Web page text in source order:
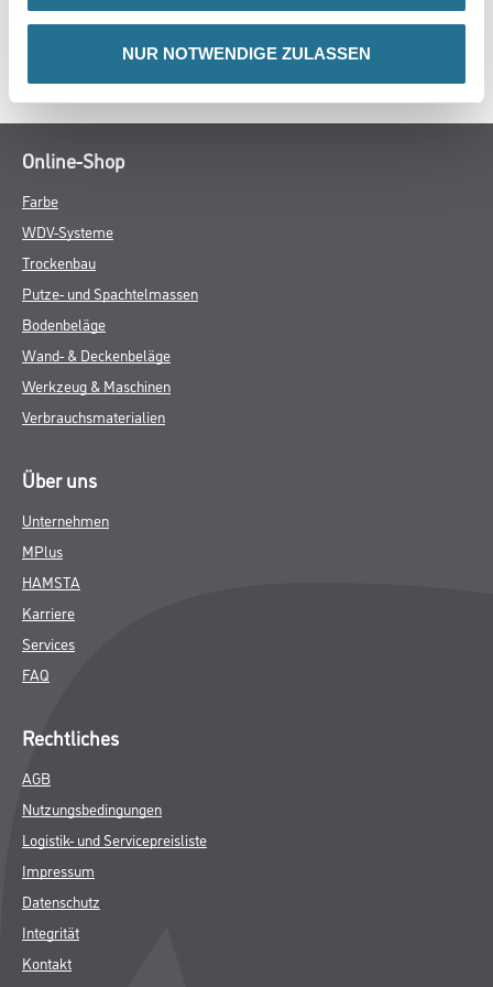
NUR NOTWENDIGE ZULASSEN
DATENBLÄTTER
SPEZIFIKATIONEN
Online-Shop
Farbe
WDV-Systeme
Trockenbau
Putze- und Spachtelmassen
Bodenbeläge
Wand- & Deckenbeläge
Werkzeug & Maschinen
Verbrauchsmaterialien
Über uns
Unternehmen
MPlus
HAMSTA
Karriere
Services
FAQ
Rechtliches
AGB
Nutzungsbedingungen
Logistik- und Servicepreisliste
Impressum
Datenschutz
Integrität
Kontakt